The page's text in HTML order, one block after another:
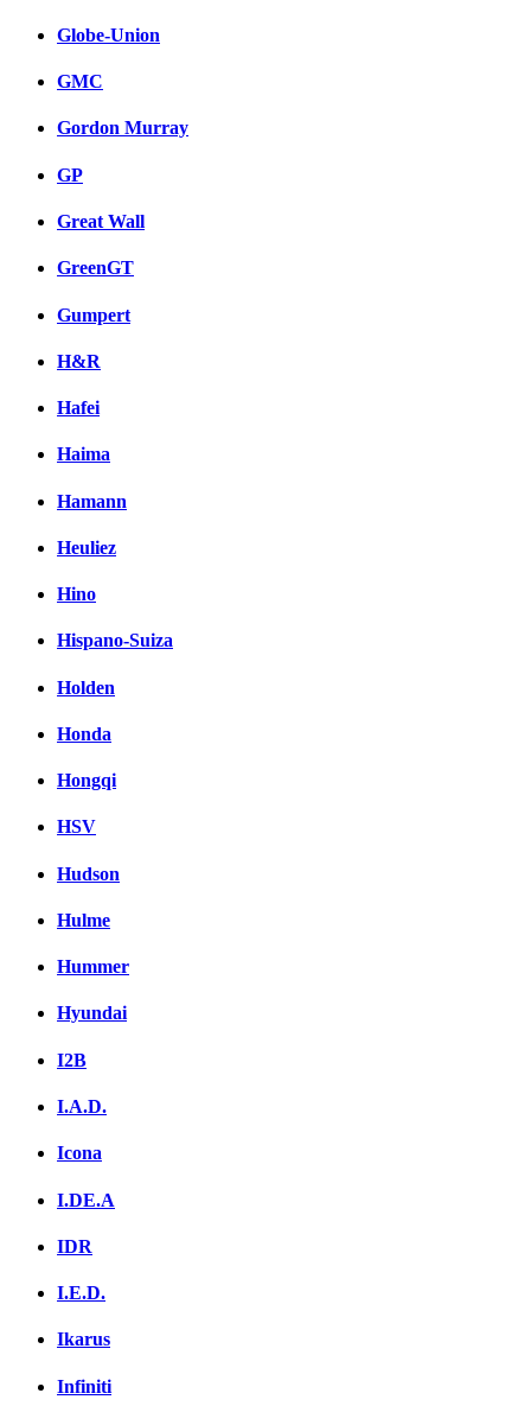
Globe-Union
GMC
Gordon Murray
GP
Great Wall
GreenGT
Gumpert
H&R
Hafei
Haima
Hamann
Heuliez
Hino
Hispano-Suiza
Holden
Honda
Hongqi
HSV
Hudson
Hulme
Hummer
Hyundai
I2B
I.A.D.
Icona
I.DE.A
IDR
I.E.D.
Ikarus
Infiniti